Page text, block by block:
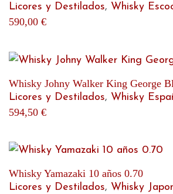
Licores y Destilados, Whisky
590,00 €
Whisky Johny Walker King George
Licores y Destilados, Whisky
594,50 €
Whisky Yamazaki 10 años 0.70
Licores y Destilados, Whisky